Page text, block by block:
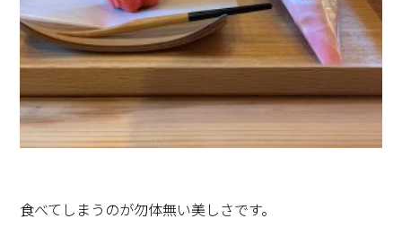
食べてしまうのが勿体無い美しさです。